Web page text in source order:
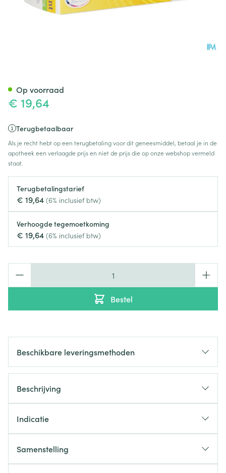
€ 19,64
Terugbetaalbaar
Als je recht hebt op een terugbetaling voor dit geneesmiddel, betaal je in de
apotheek een verlaagde prijs en niet de prijs die op onze webshop vermeld
staat.
Terugbetalingstarief
€ 19,64 (6% inclusief btw)
Verhoogde tegemoetkoming
€ 19,64 (6% inclusief btw)
Bestel
Op voorraad
Beschikbare leveringsmethoden
Beschrijving
Indicatie
Samenstelling